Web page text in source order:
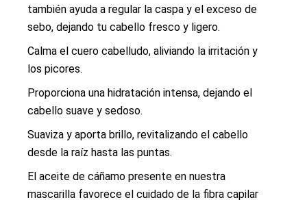
también ayuda a regular la caspa y el exceso de
sebo, dejando tu cabello fresco y ligero.
Calma el cuero cabelludo, aliviando la irritación y
los picores.
Proporciona una hidratación intensa, dejando el
cabello suave y sedoso.
Suaviza y aporta brillo, revitalizando el cabello
desde la raíz hasta las puntas.
El aceite de cáñamo presente en nuestra
mascarilla favorece el cuidado de la fibra capilar